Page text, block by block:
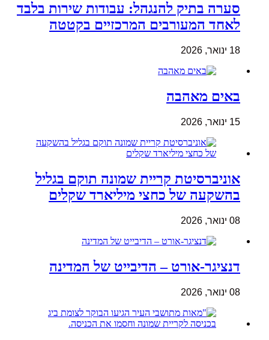
סערה בתיק להנגהל: עבודות שירות בלבד
לאחד המעורבים המרכזיים בקטטה
18 ינואר, 2026
באים מאהבה
15 ינואר, 2026
אוניברסיטת קריית שמונה תוקם בגליל
בהשקעה של כחצי מיליארד שקלים
08 ינואר, 2026
דנציגר-אורט – הדיבייט של המדינה
08 ינואר, 2026